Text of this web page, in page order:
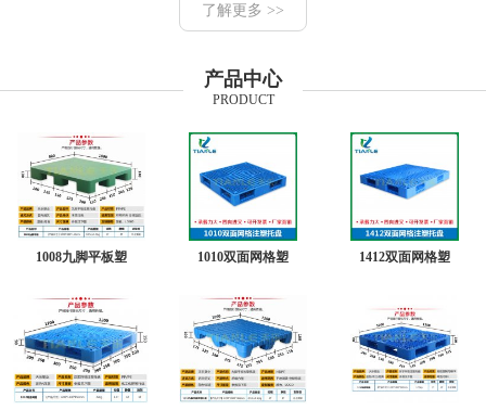
了解更多 >>
产品中心
PRODUCT
1008九脚平板塑 1010双面网格塑 1412双面网格塑